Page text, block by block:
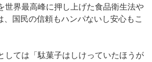
世界最高峰に押し上げた食品衛生法や
、国民の信頼もハンパないし安心もこ
しては「駄菓子はしけっていたほうが